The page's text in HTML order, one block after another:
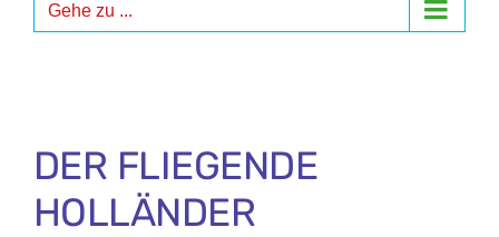
Gehe zu ...
DER FLIEGENDE
HOLLÄNDER